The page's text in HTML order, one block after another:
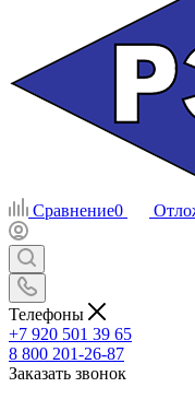
Сравнение0
Телефоны
+7 920 501 39 65
8 800 201-26-87
Заказать звонок